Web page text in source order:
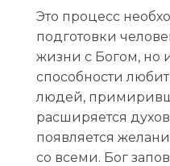
Это процесс
подготовки
жизни с Богом, но
способности
людей,
расширяется
появляется
со всеми. Бог